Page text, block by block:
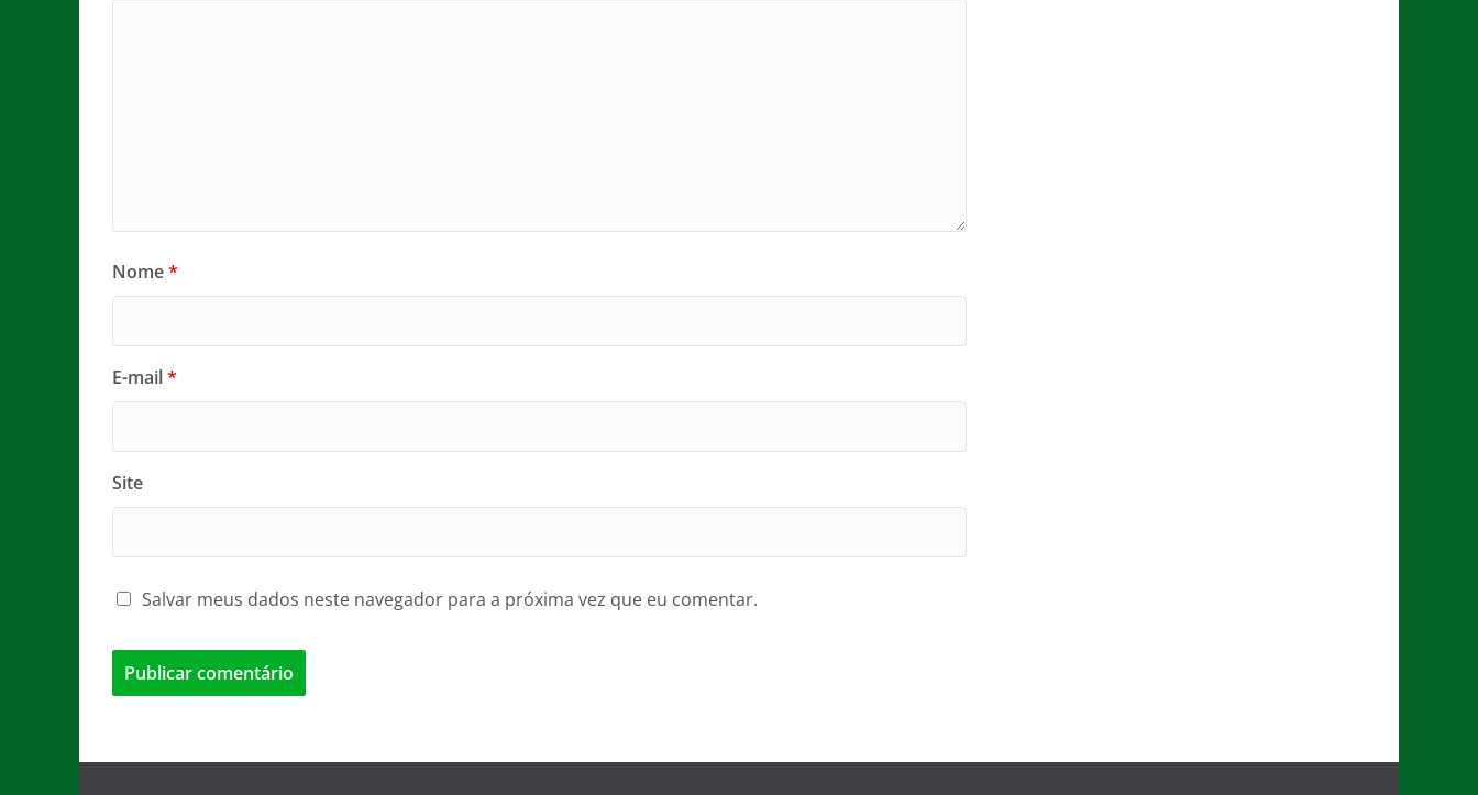
Nome*
E-mail*
Site
Salvar meus dados neste navegador para a próxima vez que eu comentar.